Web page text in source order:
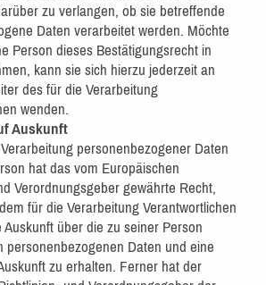
zu verlangen, ob sie betreffende
Daten verarbeitet werden. Möchte
Person dieses Bestätigungsrecht in
kann sie sich hierzu jederzeit an
des für die Verarbeitung
wenden.
Auskunft
personenbezogener Daten
hat das vom Europäischen
Verordnungsgeber gewährte Recht,
für die Verarbeitung Verantwortlichen
Auskunft über die zu seiner Person
personenbezogenen Daten und eine
zu erhalten. Ferner hat der